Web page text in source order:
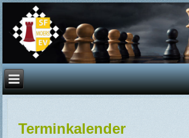
Terminkalender